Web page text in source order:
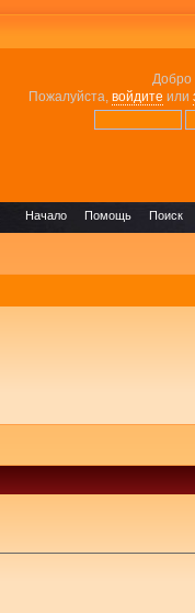
Добро
Пожалуйста, войдите или
Поиск
Помощь
Начало